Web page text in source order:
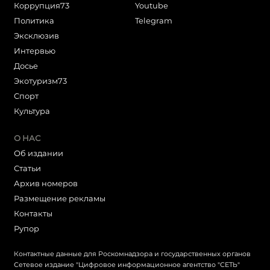
Коррупция73
Политика
Эксклюзив
Интервью
Досье
Экотуризм73
Cпорт
Культура
Youtube
Telegram
О НАС
Об издании
Статьи
Архив номеров
Размещение рекламы
Контакты
Рупор
Контактные данные для Роскомнадзора и государственных органов
Сетевое издание "Цифровое информационное агентство "СЕТЬ"